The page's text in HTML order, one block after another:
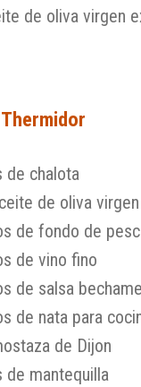
de oliva virgen
de chalota
de oliva
de fondo de
de vino fino
de salsa bechamel
de nata para
de Dijon
de mantequilla